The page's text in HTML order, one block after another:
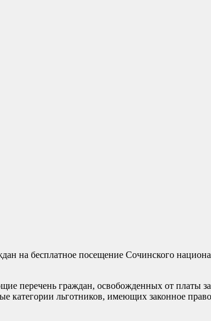
на бесплатное посещение Сочинского
перечень граждан, освобожденных от платы за
категории льготников, имеющих законное